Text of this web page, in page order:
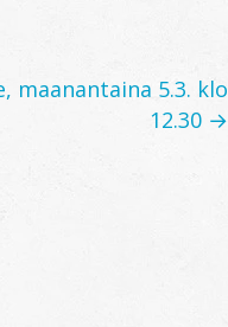
maanantaina 5.3. klo
12.30 →